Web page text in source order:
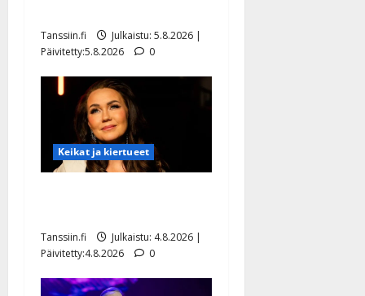
Tanssiin.fi
Julkaistu: 5.8.2026 |
Päivitetty:5.8.2026
0
Keikat ja kiertueet
Tanssiin.fi
Julkaistu: 4.8.2026 |
Päivitetty:4.8.2026
0